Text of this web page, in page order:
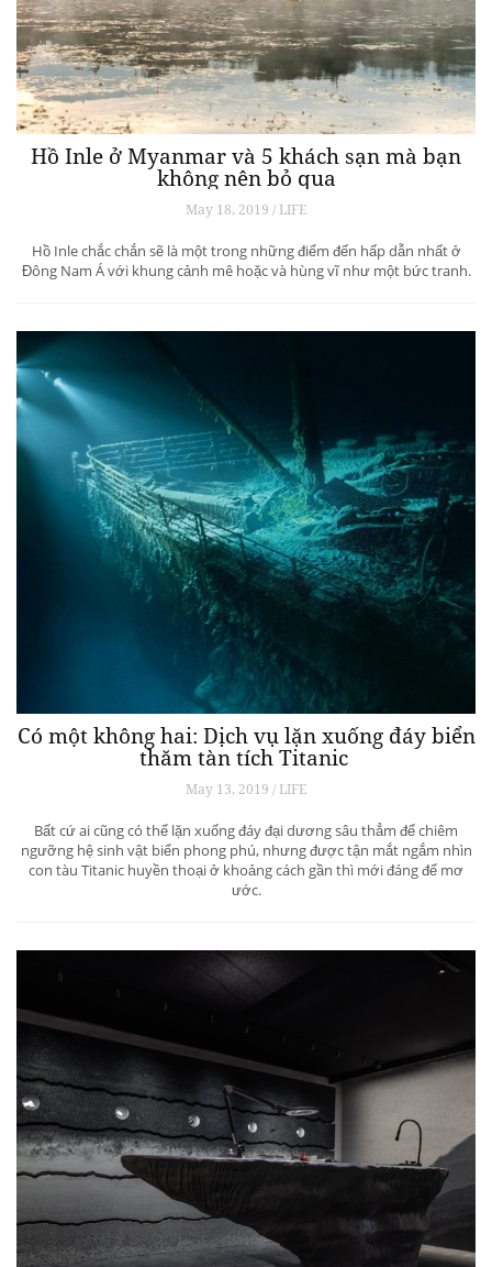
Hồ Inle ở Myanmar và 5 khách sạn mà bạn
không nên bỏ qua
May 18, 2019 / LIFE
Hồ Inle chắc chắn sẽ là một trong những điểm đến hấp dẫn nhất ở
Đông Nam Á với khung cảnh mê hoặc và hùng vĩ như một bức tranh.
Có một không hai: Dịch vụ lặn xuống đáy biển
thăm tàn tích Titanic
May 13, 2019 / LIFE
Bất cứ ai cũng có thể lặn xuống đáy đại dương sâu thẳm để chiêm
ngưỡng hệ sinh vật biển phong phú, nhưng được tận mắt ngắm nhìn
con tàu Titanic huyền thoại ở khoảng cách gần thì mới đáng để mơ
ước.